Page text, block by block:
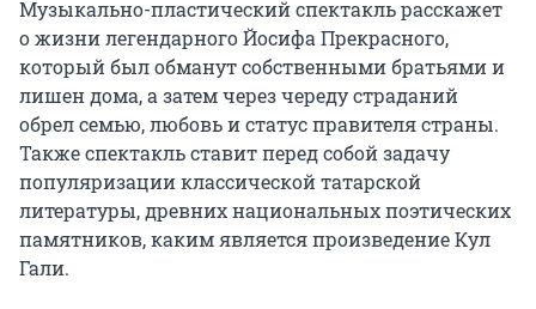
Музыкально-пластический спектакль расскажет
о жизни легендарного Йосифа Прекрасного,
который был обманут собственными братьями и
лишен дома, а затем через череду страданий
обрел семью, любовь и статус правителя страны.
Также спектакль ставит перед собой задачу
популяризации классической татарской
литературы, древних национальных поэтических
памятников, каким является произведение Кул
Гали.